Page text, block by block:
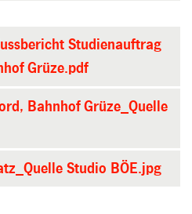
Studienauftrag
Grüze.pdf
Bahnhof Grüze_Quelle
Studio BÖE.jpg